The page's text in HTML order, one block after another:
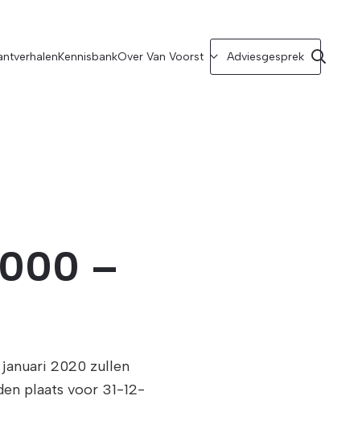
KennisbankOver Van Voorst Adviesgesprek
–
2020 zullen
plaats voor 31-12-